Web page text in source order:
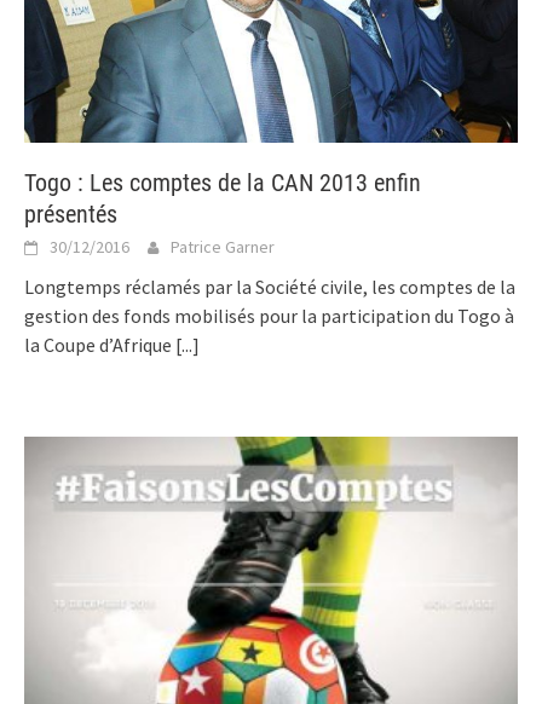
Togo : Les comptes de la CAN 2013 enfin
présentés
30/12/2016 Patrice Garner
Longtemps réclamés par la Société civile, les comptes de la
gestion des fonds mobilisés pour la participation du Togo à
la Coupe d’Afrique [...]